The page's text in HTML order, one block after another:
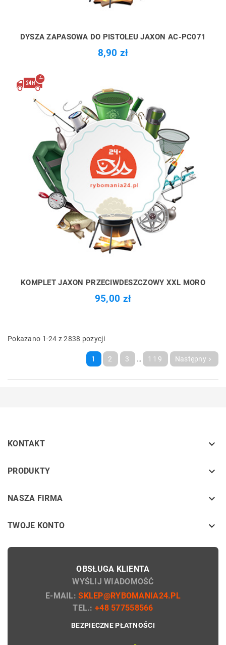
DYSZA ZAPASOWA DO PISTOLEU JAXON AC-PC071
8,90 zł
KOMPLET JAXON PRZECIWDESZCZOWY XXL MORO
95,00 zł
Pokazano 1-24 z 2838 pozycji
1 2 3 … 119 Następny 
KONTAKT 
PRODUKTY keyboard_arrow_down
NASZA FIRMA keyboard_arrow_down
TWOJE KONTO 
OBSŁUGA KLIENTA
WYŚLIJ WIADOMOŚĆ
E-MAIL:SKLEP@RYBOMANIA24.PL
TEL.:+48 577558566
BEZPIECZNE PŁATNOŚCI